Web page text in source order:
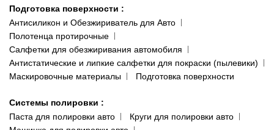
Подготовка поверхности :
Антисиликон и Обезжириватель для Авто
Полотенца протирочные
Салфетки для обезжиривания автомобиля
Антистатические и липкие салфетки для покраски (пылевики)
Маскировочные материалы
Подготовка поверхности
Системы полировки :
Паста для полировки авто
Круги для полировки авто